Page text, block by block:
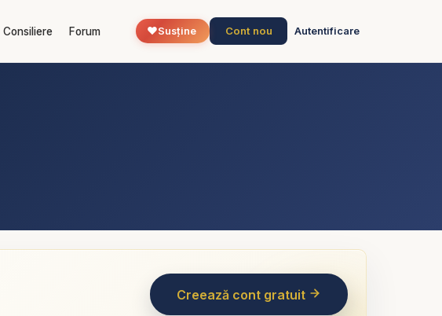
Consiliere Forum ❤️Susține Cont nou Autentificare
Creează cont gratuit